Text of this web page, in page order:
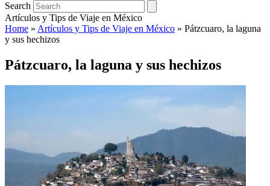
Search
Artículos y Tips de Viaje en México
Home » Artículos y Tips de Viaje en México » Pátzcuaro, la laguna
y sus hechizos
Pátzcuaro, la laguna y sus hechizos